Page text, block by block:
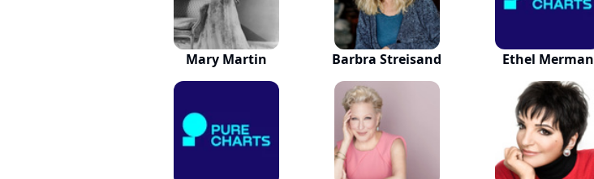
Mary Martin Barbra Streisand Ethel Merman